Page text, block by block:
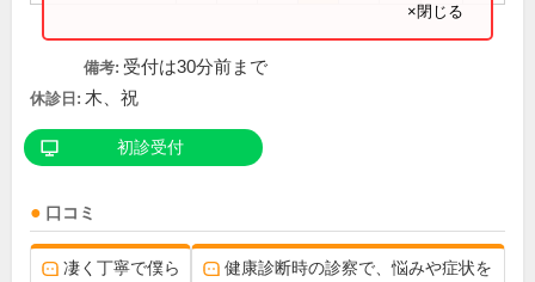
×閉じる
備考: 受付は30分前まで
休診日: 木、祝
初診受付
口コミ
凄く丁寧で僕ら
健康診断時の診察で、悩みや症状を